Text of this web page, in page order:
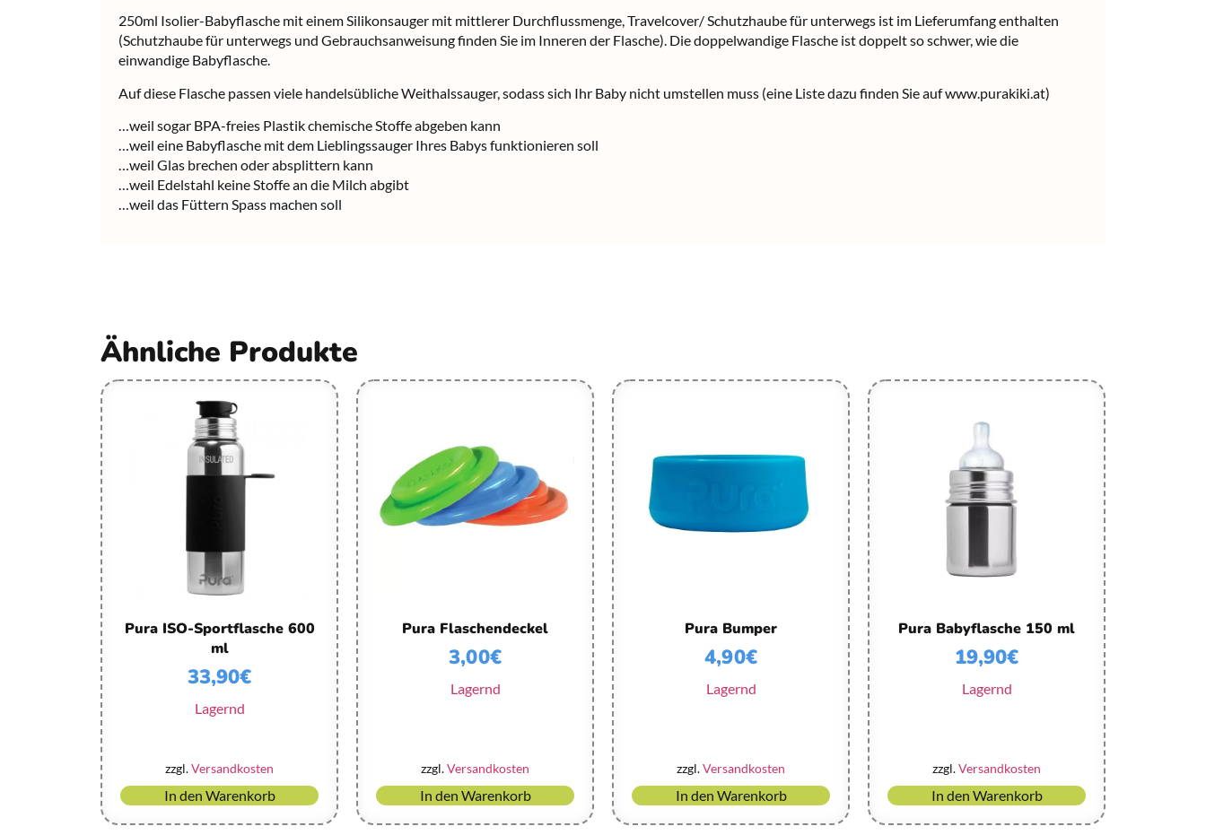
250ml Isolier-Babyflasche mit einem Silikonsauger mit mittlerer Durchflussmenge, Travelcover/ Schutzhaube für unterwegs ist im Lieferumfang enthalten
(Schutzhaube für unterwegs und Gebrauchsanweisung finden Sie im Inneren der Flasche). Die doppelwandige Flasche ist doppelt so schwer, wie die
einwandige Babyflasche.
Auf diese Flasche passen viele handelsübliche Weithalssauger, sodass sich Ihr Baby nicht umstellen muss (eine Liste dazu finden Sie auf www.purakiki.at)
…weil sogar BPA-freies Plastik chemische Stoffe abgeben kann
…weil eine Babyflasche mit dem Lieblingssauger Ihres Babys funktionieren soll
…weil Glas brechen oder absplittern kann
…weil Edelstahl keine Stoffe an die Milch abgibt
…weil das Füttern Spass machen soll
Ähnliche Produkte
Pura ISO-Sportflasche 600
ml
33,90€
Lagernd
zzgl.Versandkosten
In den Warenkorb
Pura Flaschendeckel
3,00€
Lagernd
zzgl.Versandkosten
In den Warenkorb
Pura Bumper
4,90€
Lagernd
zzgl.Versandkosten
In den Warenkorb
Pura Babyflasche 150 ml
19,90€
Lagernd
zzgl.Versandkosten
In den Warenkorb